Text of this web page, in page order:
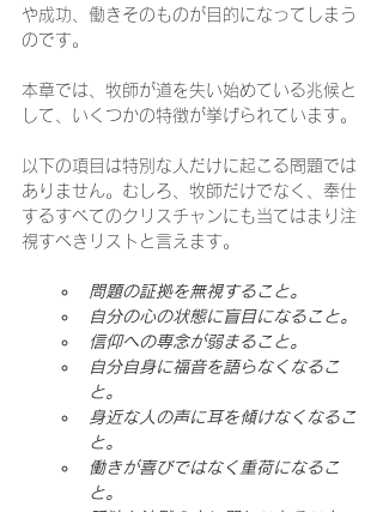
や成功、働きそのものが目的になってしまう
のです。
本章では、牧師が道を失い始めている兆候と
して、いくつかの特徴が挙げられています。
以下の項目は特別な人だけに起こる問題では
ありません。むしろ、牧師だけでなく、奉仕
するすべてのクリスチャンにも当てはまり注
視すべきリストと言えます。
問題の証拠を無視すること。
自分の心の状態に盲目になること。
信仰への専念が弱まること。
自分自身に福音を語らなくなるこ
と。
身近な人の声に耳を傾けなくなるこ
と。
働きが喜びではなく重荷になるこ
と。